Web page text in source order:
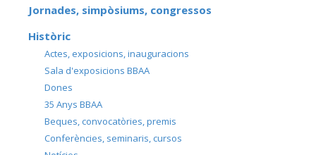
Jornades, simpòsiums, congressos
Històric
Actes, exposicions, inauguracions
Sala d'exposicions BBAA
Dones
35 Anys BBAA
Beques, convocatòries, premis
Conferències, seminaris, cursos